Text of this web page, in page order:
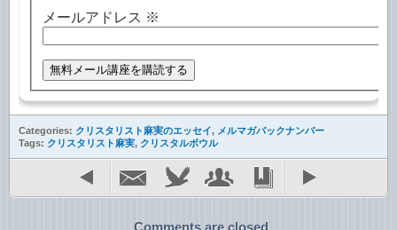
メールアドレス ※
Categories: クリスタリスト麻実のエッセイ, メルマガバックナンバー
Tags: クリスタリスト麻実, クリスタルボウル
Comments are closed.